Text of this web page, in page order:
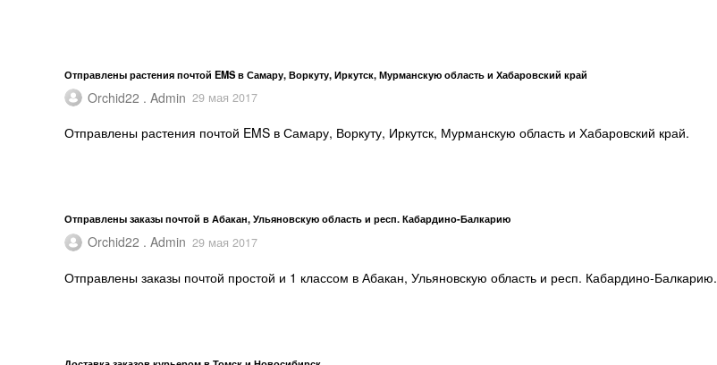
Отправлены растения почтой EMS в Самару, Воркуту, Иркутск, Мурманскую область и Хабаровский край
Orchid22 . Admin 29 мая 2017
Отправлены растения почтой EMS в Самару, Воркуту, Иркутск, Мурманскую область и Хабаровский край.
Отправлены заказы почтой в Абакан, Ульяновскую область и респ. Кабардино-Балкарию
Orchid22 . Admin 29 мая 2017
Отправлены заказы почтой простой и 1 классом в Абакан, Ульяновскую область и респ. Кабардино-Балкарию.